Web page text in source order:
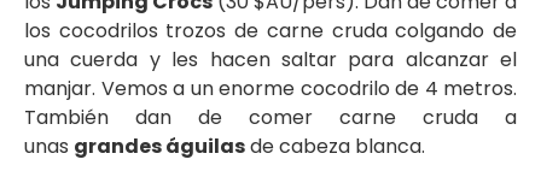
los cocodrilos trozos de carne cruda colgando de
una cuerda y les hacen saltar para alcanzar el
manjar. Vemos a un enorme cocodrilo de 4 metros.
También dan de comer carne cruda a
unas grandes águilasde cabeza blanca.